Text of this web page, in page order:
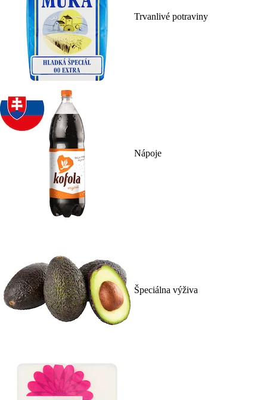
Trvanlivé potraviny
Nápoje
Špeciálna výživa